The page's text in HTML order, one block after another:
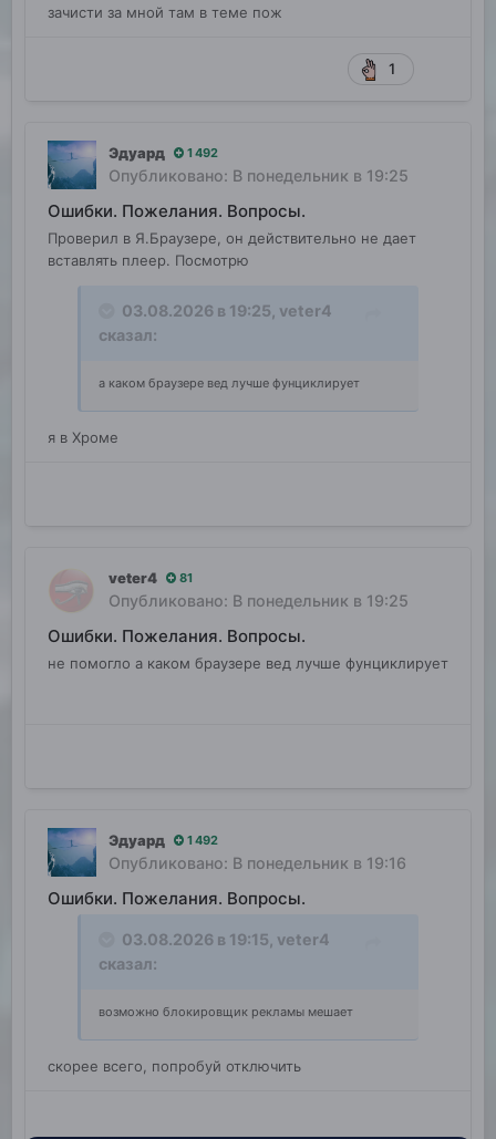
зачисти за мной там в теме пож
1
Эдуард 1 492
Опубликовано: В понедельник в 19:25
Ошибки. Пожелания. Вопросы.
Проверил в Я.Браузере, он действительно не дает
вставлять плеер. Посмотрю
03.08.2026 в 19:25, veter4
сказал:
а каком браузере вед лучше фунциклирует
я в Хроме
veter4 81
Опубликовано: В понедельник в 19:25
Ошибки. Пожелания. Вопросы.
не помогло а каком браузере вед лучше фунциклирует
Эдуард 1 492
Опубликовано: В понедельник в 19:16
Ошибки. Пожелания. Вопросы.
03.08.2026 в 19:15, veter4
сказал:
возможно блокировщик рекламы мешает
скорее всего, попробуй отключить